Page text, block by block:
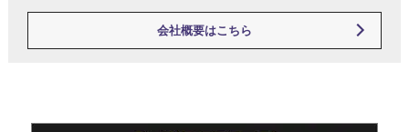
会社概要はこちら